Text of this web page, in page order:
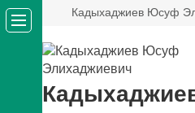
Кадыхаджиев Юсуф